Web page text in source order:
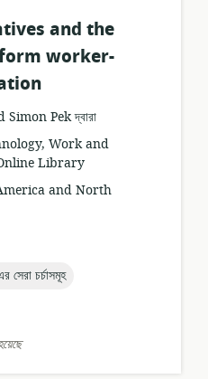
and the
worker-
Pek দ্বারা
Work and
Library
and North
সেরা চর্চাসমূহ